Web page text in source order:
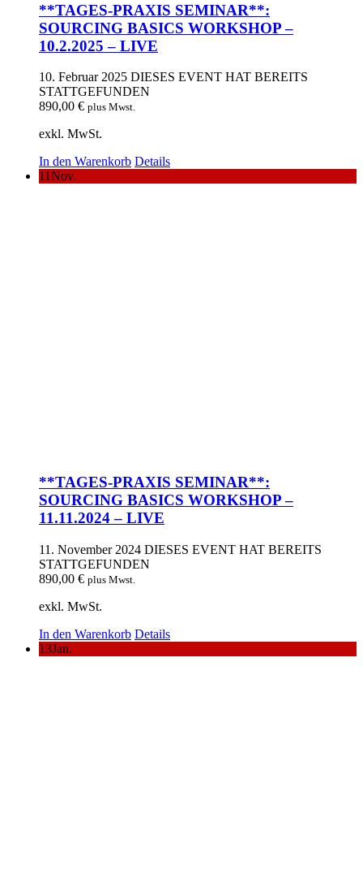
**TAGES-PRAXIS SEMINAR**:
SOURCING BASICS WORKSHOP –
10.2.2025 – LIVE
10. Februar 2025 DIESES EVENT HAT BEREITS
STATTGEFUNDEN
890,00 € plus Mwst.
exkl. MwSt.
In den Warenkorb Details
11Nov.
**TAGES-PRAXIS SEMINAR**:
SOURCING BASICS WORKSHOP –
11.11.2024 – LIVE
11. November 2024 DIESES EVENT HAT BEREITS
STATTGEFUNDEN
890,00 € plus Mwst.
exkl. MwSt.
In den Warenkorb Details
13Jan.